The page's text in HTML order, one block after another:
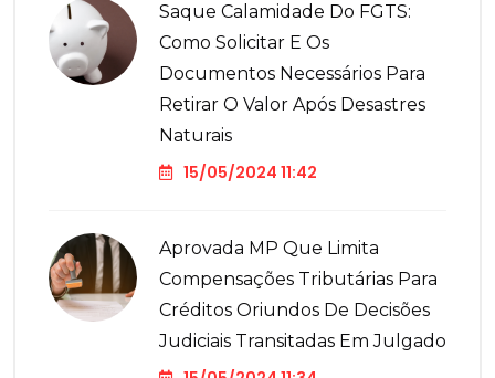
Saque Calamidade Do FGTS:
Como Solicitar E Os
Documentos Necessários Para
Retirar O Valor Após Desastres
Naturais
15/05/2024 11:42
Aprovada MP Que Limita
Compensações Tributárias Para
Créditos Oriundos De Decisões
Judiciais Transitadas Em Julgado